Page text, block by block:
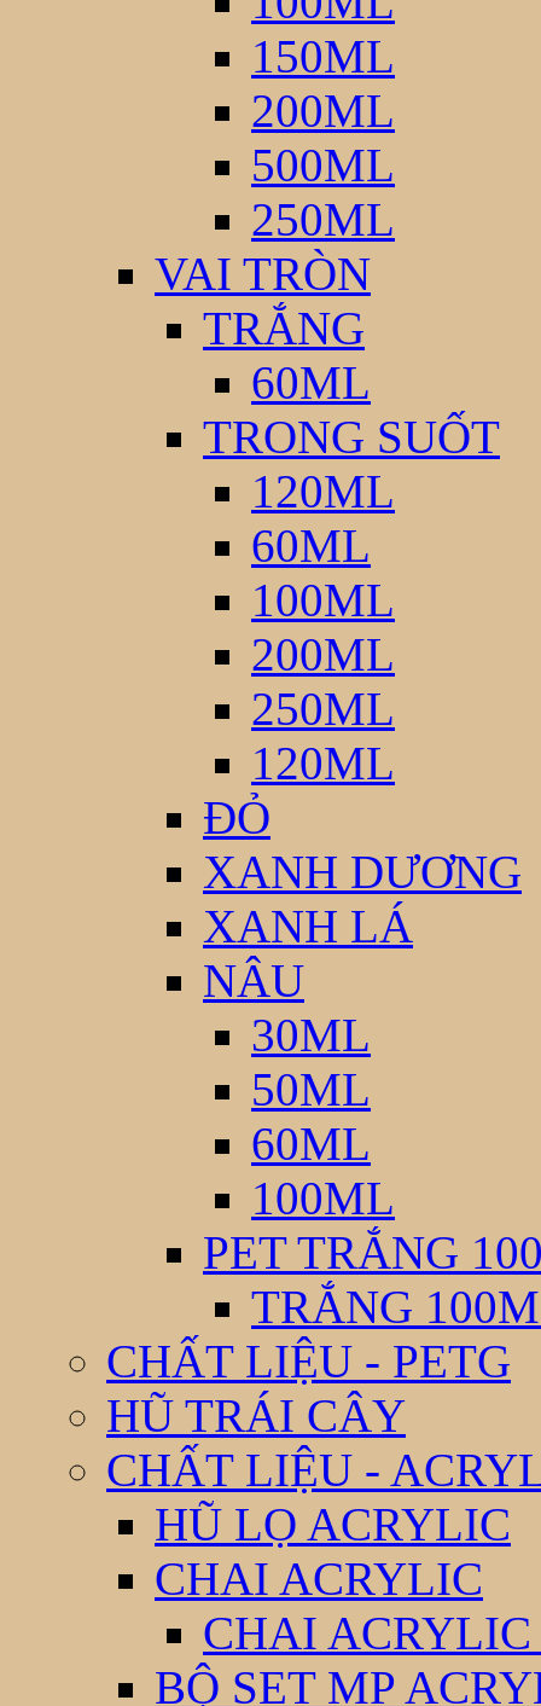
150ML
200ML
500ML
250ML
VAI TRÒN
TRẮNG
60ML
TRONG SUỐT
120ML
60ML
100ML
200ML
250ML
120ML
ĐỎ
XANH DƯƠNG
XANH LÁ
NÂU
30ML
50ML
60ML
100ML
PET TRẮNG
TRẮNG
CHẤT LIỆU - PETG
HŨ TRÁI CÂY
CHẤT LIỆU -
HŨ LỌ ACRYLIC
CHAI ACRYLIC
CHAI ACRYLIC
BỘ SET MP